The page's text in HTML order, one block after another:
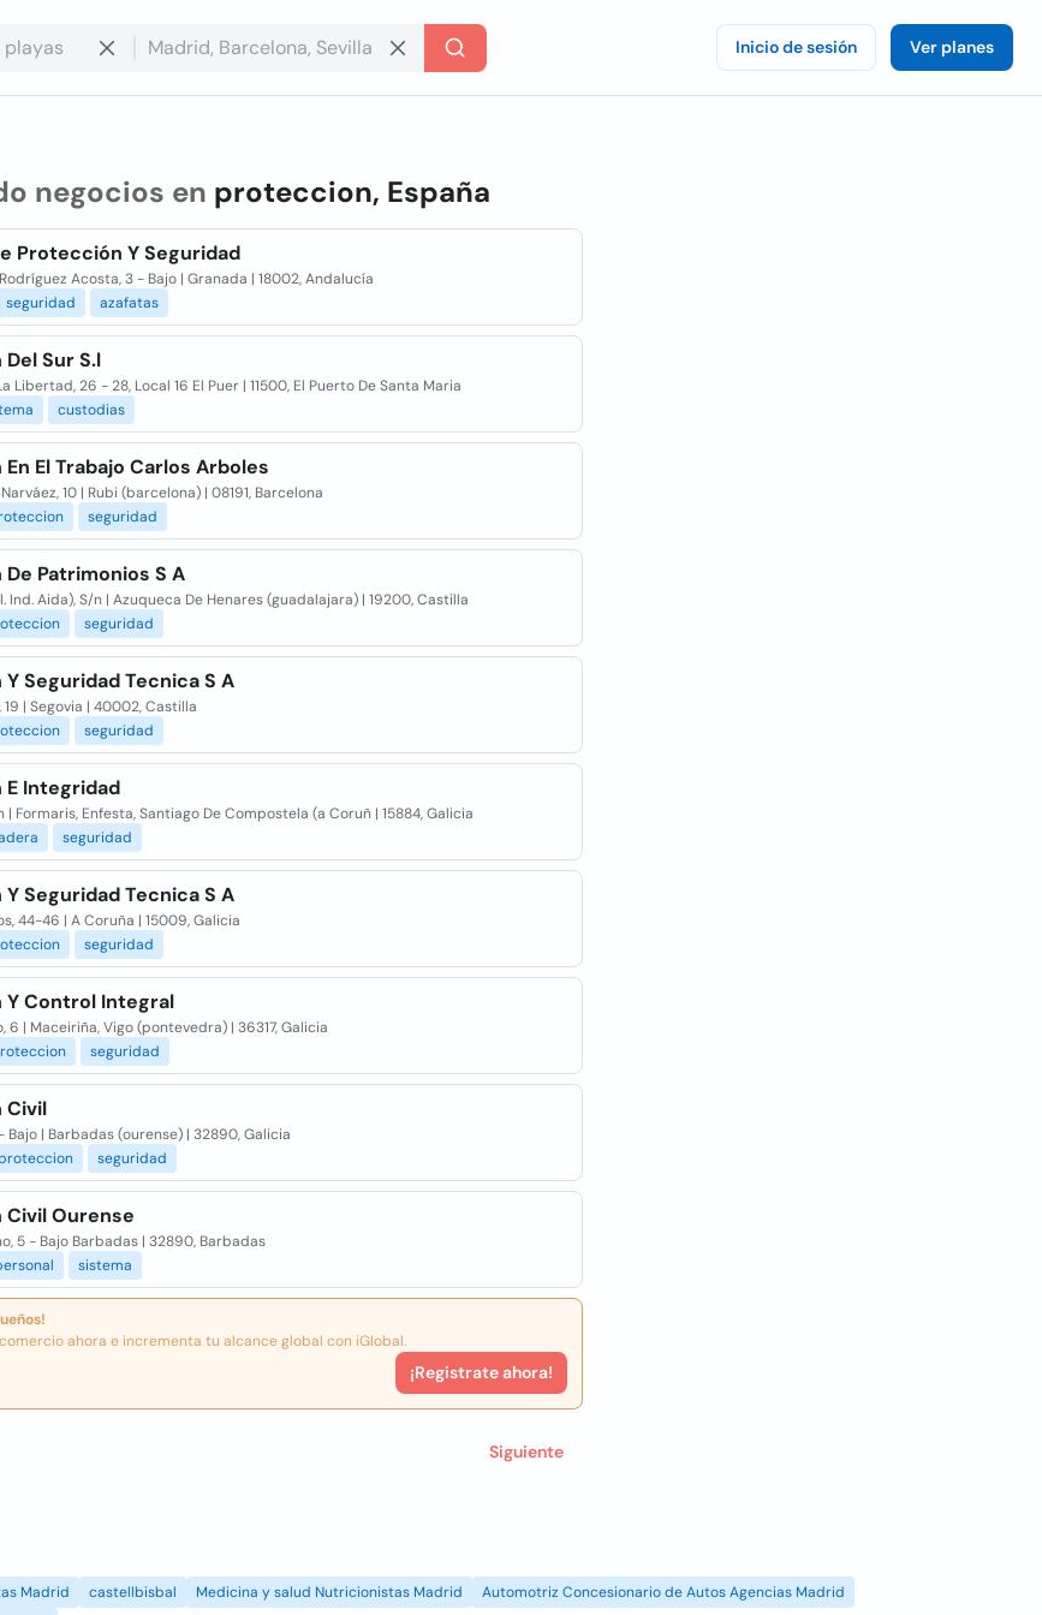
Inicio de sesión Ver planes
negocios en proteccion, España
Protección Y Seguridad
Acosta, 3 - Bajo | Granada | 18002, Andalucía
seguridad azafatas
Sur S.l
Libertad, 26 - 28, Local 16 El Puer | 11500, El Puerto De Santa Maria
custodias
El Trabajo Carlos Arboles
10 | Rubi (barcelona) | 08191, Barcelona
seguridad
Patrimonios S A
Ind. Aida), S/n | Azuqueca De Henares (guadalajara) | 19200, Castilla
seguridad
Seguridad Tecnica S A
| Segovia | 40002, Castilla
seguridad
Integridad
| Formaris, Enfesta, Santiago De Compostela (a Coruñ | 15884, Galicia
seguridad
Seguridad Tecnica S A
44-46 | A Coruña | 15009, Galicia
seguridad
Control Integral
6 | Maceiriña, Vigo (pontevedra) | 36317, Galicia
seguridad
Civil
Bajo | Barbadas (ourense) | 32890, Galicia
seguridad
Ourense
5 - Bajo Barbadas | 32890, Barbadas
sistema
ahora e incrementa tu alcance global con iGlobal.
¡Registrate ahora!
Siguiente
Madrid castellbisbal Medicina y salud Nutricionistas Madrid
Automotriz Concesionario de Autos Agencias Madrid